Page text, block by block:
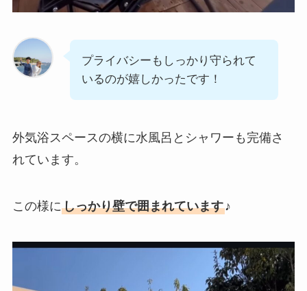
プライバシーもしっかり守られて
いるのが嬉しかったです！
外気浴スペースの横に水風呂とシャワーも完備さ
れています。
この様にしっかり壁で囲まれています♪